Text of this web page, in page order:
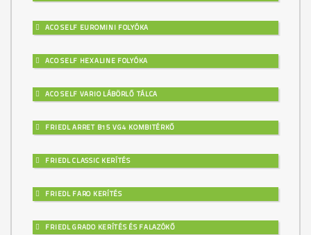
ACO SELF EUROMINI FOLYÓKA
ACO SELF HEXALINE FOLYÓKA
ACO SELF VARIO LÁBÖRLŐ TÁLCA
FRIEDL ARRET B15 VG4 KOMBITÉRKŐ
FRIEDL CLASSIC KERÍTÉS
FRIEDL FARO KERÍTÉS
FRIEDL GRADO KERÍTÉS ÉS FALAZÓKŐ